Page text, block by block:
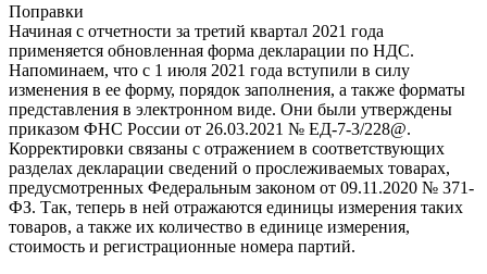
Поправки
Начиная с отчетности за третий квартал 2021 года
применяется обновленная форма декларации по НДС.
Напоминаем, что с 1 июля 2021 года вступили в силу
изменения в ее форму, порядок заполнения, а также форматы
представления в электронном виде. Они были утверждены
приказом ФНС России от 26.03.2021 № ЕД-7-3/228@.
Корректировки связаны с отражением в соответствующих
разделах декларации сведений о прослеживаемых товарах,
предусмотренных Федеральным законом от 09.11.2020 № 371-
ФЗ. Так, теперь в ней отражаются единицы измерения таких
товаров, а также их количество в единице измерения,
стоимость и регистрационные номера партий.